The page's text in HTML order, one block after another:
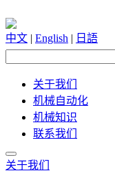
中文 | English | 日語
关于我们
机械自动化
机械知识
联系我们
关于我们